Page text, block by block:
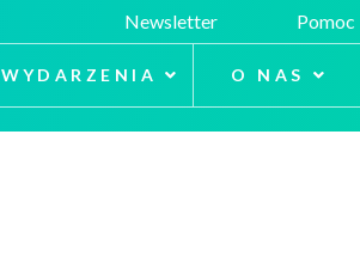
Newsletter Pomoc
WYDARZENIA O NAS